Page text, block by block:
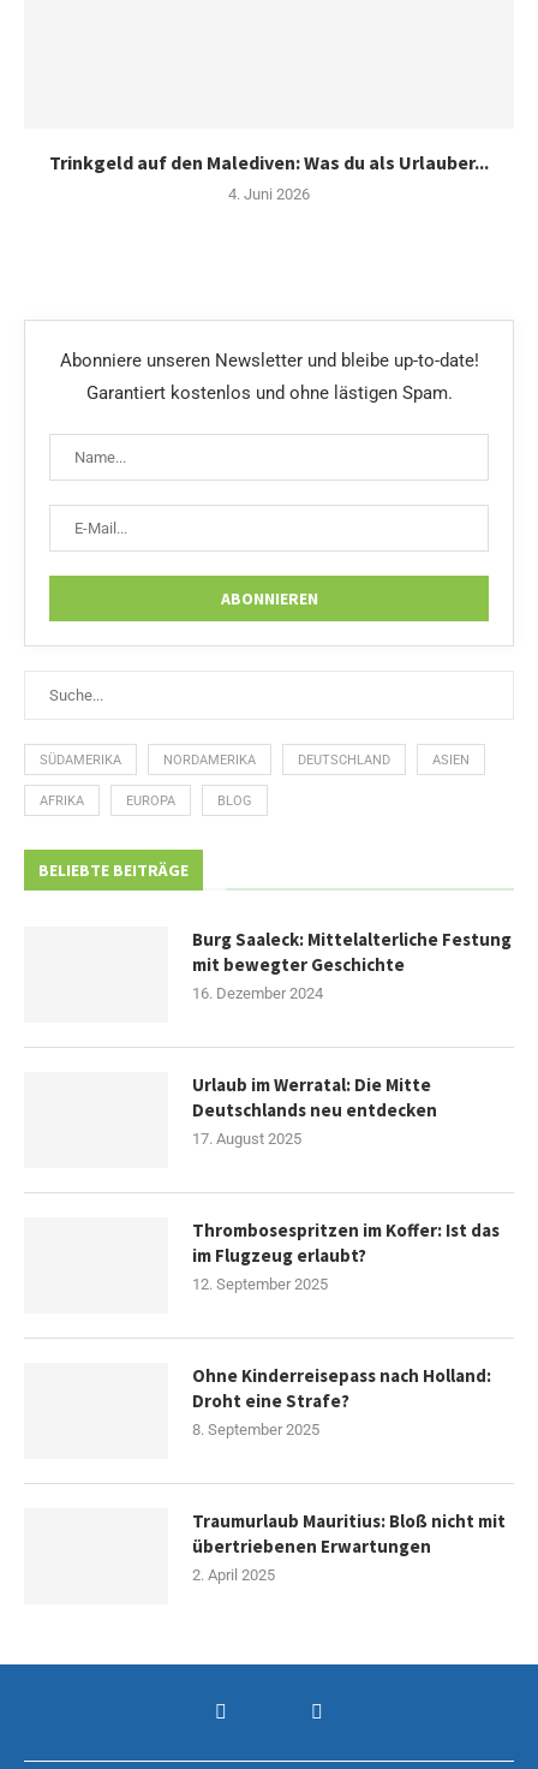
Trinkgeld auf den Malediven: Was du als Urlauber...
4. Juni 2026
Abonniere unseren Newsletter und bleibe up-to-date!
Garantiert kostenlos und ohne lästigen Spam.
SÜDAMERIKA NORDAMERIKA DEUTSCHLAND ASIEN
AFRIKA EUROPA BLOG
BELIEBTE BEITRÄGE
Burg Saaleck: Mittelalterliche Festung
mit bewegter Geschichte
16. Dezember 2024
Urlaub im Werratal: Die Mitte
Deutschlands neu entdecken
17. August 2025
Thrombosespritzen im Koffer: Ist das
im Flugzeug erlaubt?
12. September 2025
Ohne Kinderreisepass nach Holland:
Droht eine Strafe?
8. September 2025
Traumurlaub Mauritius: Bloß nicht mit
übertriebenen Erwartungen
2. April 2025